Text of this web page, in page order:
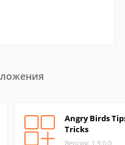
Angry Birds
Tricks
Версия: 1.9.0.0